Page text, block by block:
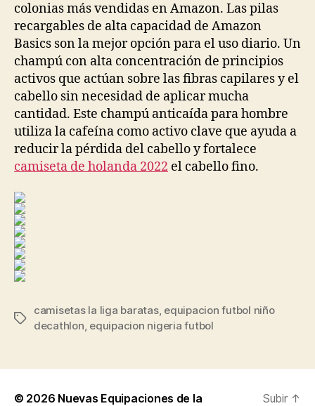
colonias más vendidas en Amazon. Las pilas
recargables de alta capacidad de Amazon
Basics son la mejor opción para el uso diario. Un
champú con alta concentración de principios
activos que actúan sobre las fibras capilares y el
cabello sin necesidad de aplicar mucha
cantidad. Este champú anticaída para hombre
utiliza la cafeína como activo clave que ayuda a
reducir la pérdida del cabello y fortalece
camiseta de holanda 2022 el cabello fino.
Etiquetas
camisetas la liga baratas, equipacion futbol niño
decathlon equipacion nigeria futbol
© 2026 Nuevas Equipaciones de la Subir ↑